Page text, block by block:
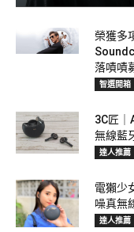
榮獲多
落嘖嘖
智選開箱
3C匠｜
無線藍
達人推薦
電獺少
噪真無
達人推薦